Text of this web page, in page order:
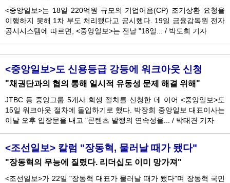
<중앙일보>는 18일 220억원 규모의 기업어음(CP) 조기상환 요청을
이행하지 못해 1차 부도 처리됐다고 공시했다. 19일 금융감독원 전자
공시시스템에 따르면, <중앙일보>는 전날 "18일...
/ 박도희 기자
<중앙일보>도 신용등급 강등에 워크아웃 신청
"채권단과의 협의 통해 일시적 유동성 문제 해결 위해"
JTBC 등 중앙그룹 5개사 회생 절차를 신청한 데 이어 <중앙일보>도
15일 워크아웃 절차에 돌입하기로 했다. 박장희 중앙일보 대표이사는
이날 오후 입장문을 내고 "콘텐츠 발행의 연속성을...
/ 박태견 기자
<조선일보> 칼럼 "장동혁, 물러날 때가 됐다"
"장동혁의 무능에 질렸다. 리더십도 이미 망가져"
<조선일보>가 22일 "장동혁 대표가 물러날 때가 됐다"며 장동혁 국민